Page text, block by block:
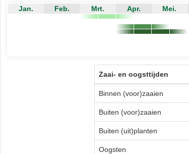
Jan. Feb. Mrt. Apr. Mei.
Zaai- en oogsttijden
Binnen (voor)zaaien
Buiten (voor)zaaien
Buiten (uit)planten
Oogsten